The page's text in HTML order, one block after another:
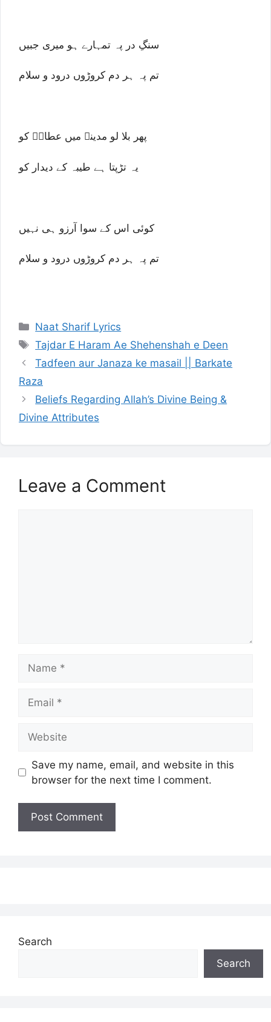
سنگِ در پہ تمہارے ہو میری جبیں
تم پہ ہر دم کروڑوں درود و سلام
پھر بلا لو مدینے میں عطارؔ کو
یہ تڑپتا ہے طیبہ کے دیدار کو
کوئی اس کے سوا آرزو ہی نہیں
تم پہ ہر دم کروڑوں درود و سلام
Categories
Naat Sharif Lyrics
Tags
Tajdar E Haram Ae Shehenshah e Deen
Tadfeen aur Janaza ke masail || Barkate
Raza
Beliefs Regarding Allah’s Divine Being &
Divine Attributes
Leave a Comment
Save my name, email, and website in this
browser for the next time I comment.
Search
Search